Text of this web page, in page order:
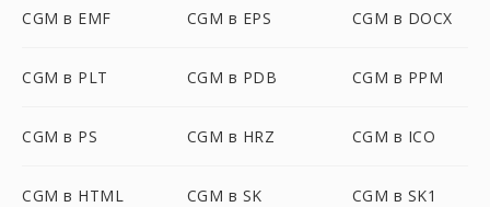
CGM в EMF CGM в EPS CGM в DOCX
CGM в PLT CGM в PDB CGM в PPM
CGM в PS CGM в HRZ CGM в ICO
CGM в HTML CGM в SK CGM в SK1